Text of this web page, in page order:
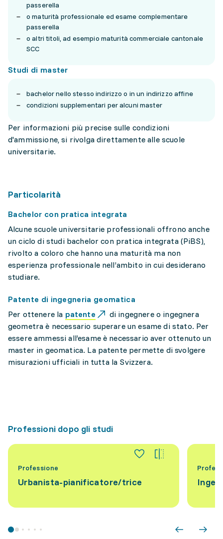
passerella
o maturità professionale ed esame complementare
passerella
o altri titoli, ad esempio maturità commerciale cantonale
SCC
Studi di master
bachelor nello stesso indirizzo o in un indirizzo affine
condizioni supplementari per alcuni master
Per informazioni più precise sulle condizioni
d'ammissione, si rivolga direttamente alle scuole
universitarie.
Particolarità
Bachelor con pratica integrata
Alcune scuole universitarie professionali offrono anche
un ciclo di studi bachelor con pratica integrata (PiBS),
rivolto a coloro che hanno una maturità ma non
esperienza professionale nell’ambito in cui desiderano
studiare.
Patente di ingegneria geomatica
Per ottenere la patente
di ingegnere o ingegnera
geometra è necessario superare un esame di stato. Per
essere ammessi all’esame è necessario aver ottenuto un
master in geomatica. La patente permette di svolgere
misurazioni ufficiali in tutta la Svizzera.
Professioni dopo gli studi
Professione
Urbanista-pianificatore/trice